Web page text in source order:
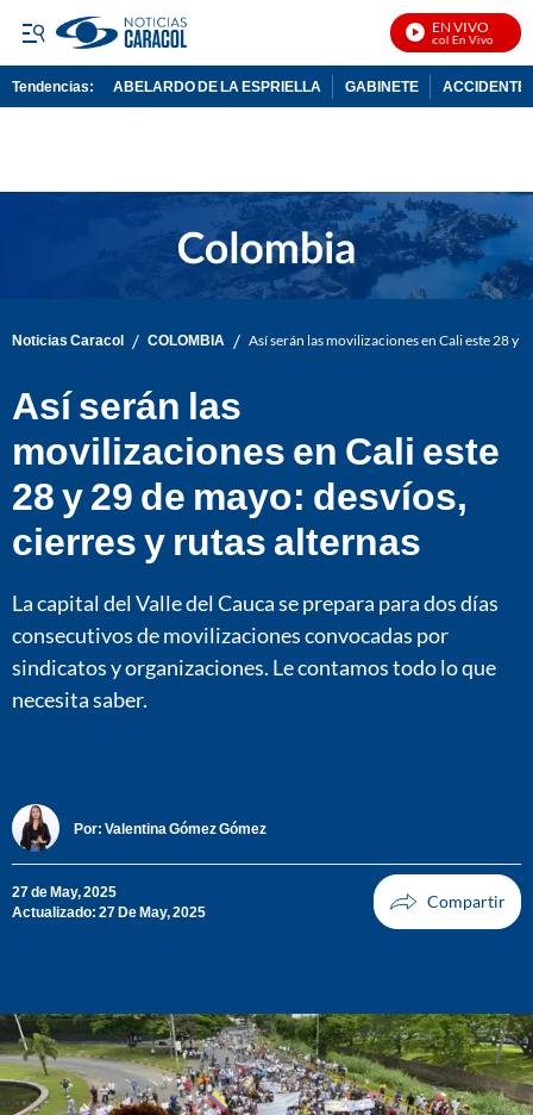
EN VIVO
Noticias Caracol En Vivo
Tendencias: ABELARDO DE LA ESPRIELLA GABINETE ACCIDENTE
Noticias Caracol / COLOMBIA / Así serán las movilizaciones en Cali este 28 y
Así serán las
movilizaciones en Cali este
28 y 29 de mayo: desvíos,
cierres y rutas alternas
La capital del Valle del Cauca se prepara para dos días
consecutivos de movilizaciones convocadas por
sindicatos y organizaciones. Le contamos todo lo que
necesita saber.
Por: Valentina Gómez Gómez
27 de May, 2025
Actualizado: 27 De May, 2025